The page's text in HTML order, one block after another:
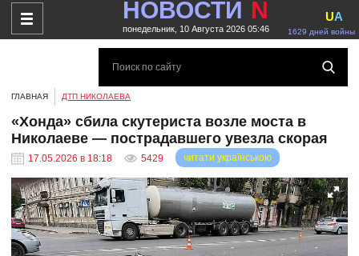
НОВОСТИ N
понедельник, 10 Августа 2026 05:46 1629 дней войны
UA
ГЛАВНАЯ ДТП НИКОЛАЕВА
«Хонда» сбила скутериста возле моста в
Николаеве — пострадавшего увезла скорая
17.05.2026 в 18:18 5429 читати українською